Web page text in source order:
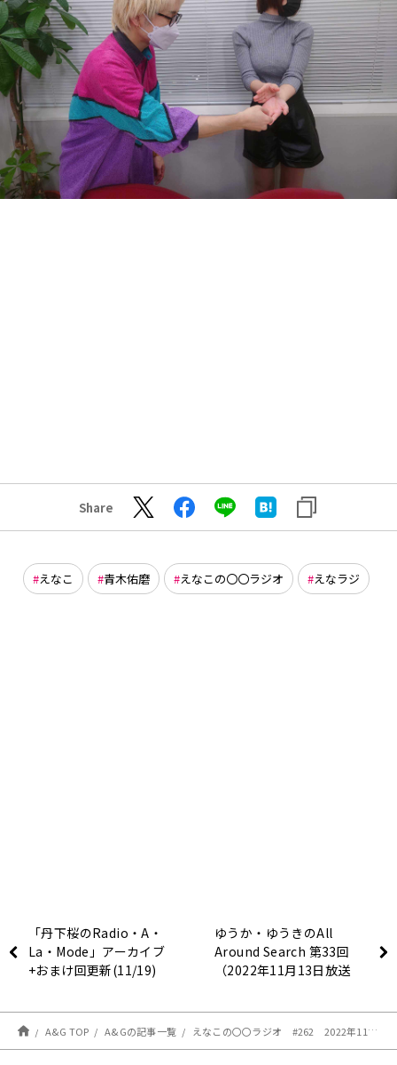
Share
えなこ 青木佑磨 えなこの〇〇ラジオ えなラジ
「丹下桜のRadio・A・
La・Mode」アーカイブ
+おまけ回更新(11/19)
ゆうか・ゆうきのAll
Around Search 第33回
（2022年11月13日放送
A&G TOP A&Gの記事一覧 えなこの〇〇ラジオ #262 2022年11月20日放送分 感想